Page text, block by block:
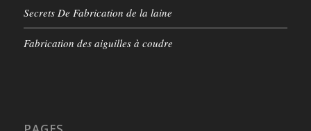
Secrets De Fabrication de la laine
Fabrication des aiguilles à coudre